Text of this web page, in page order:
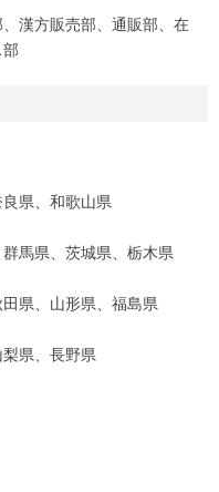
漢方販売部、通販部、在
県、和歌山県
馬県、茨城県、栃木県
県、山形県、福島県
県、長野県